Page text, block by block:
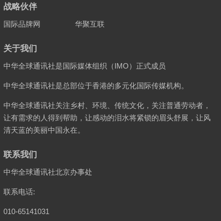
战略伙伴
国际品牌网 华聚互联
关于我们
中华全球通讯社是国际媒体组织（IMO）正式成员
中华全球通讯社是总部位于香港的多元化国际传媒机构。
中华全球通讯社关注乡村、环境、传统文化，关注普通劳动者，
让有需求的人得到帮助，让感动的泪水将紧锁的眉头舒展，让风
清天蓝的美丽中国永在。
联系我们
中华全球通讯社北京办事处
联系电话:
010-65141031